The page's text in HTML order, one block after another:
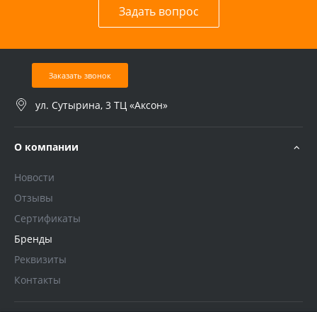
Задать вопрос
Заказать звонок
ул. Сутырина, 3 ТЦ «Аксон»
О компании
Новости
Отзывы
Сертификаты
Бренды
Реквизиты
Контакты